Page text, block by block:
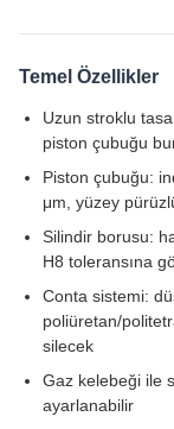
Temel Özellikler
Uzun stroklu
piston çubuğu
Piston çubuğu:
μm, yüzey
Silindir borusu:
H8 toleransına
Conta sistemi:
poliüretan/
silecek
Gaz kelebeği ile
ayarlanabilir